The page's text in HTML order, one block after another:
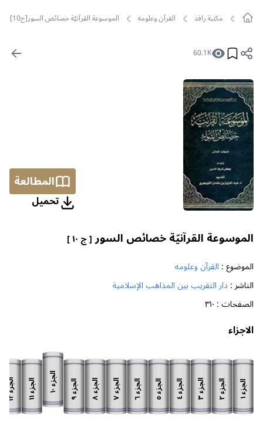
مکتبة رافد القرآن وعلومه الموسوعة القرآنيّة خصائص السور[ج10]
60.1K
المطالعة
تحمیل
الموسوعة القرآنيّة خصائص السور[ ج ١٠ ]
الموضوع : القرآن وعلومه
الناشر : دار التقريب بين المذاهب الإسلامية
الصفحات : ٣١٠
الاجزاء
الجزء
١
الجزء
٢
الجزء
٣
الجزء
٤
الجزء
٥
الجزء
٦
الجزء
٧
الجزء
٨
الجزء
٩
الجزء
١٠ الجزء
١١
الجزء
١٢